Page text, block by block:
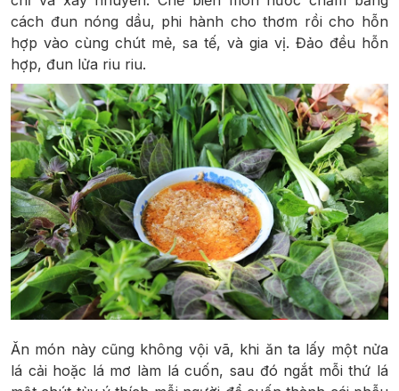
cách đun nóng dầu, phi hành cho thơm rồi cho hỗn
hợp vào cùng chút mẻ, sa tế, và gia vị. Đảo đều hỗn
hợp, đun lửa riu riu.
Ăn món này cũng không vội vã, khi ăn ta lấy một nửa
lá cải hoặc lá mơ làm lá cuốn, sau đó ngắt mỗi thứ lá